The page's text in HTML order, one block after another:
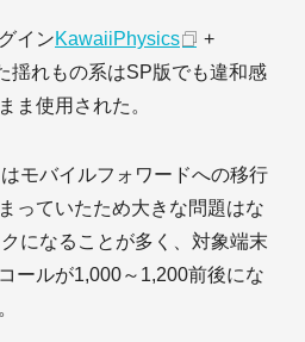
インKawaiiPhysics
+
揺れもの系はSP版でも違和感
ま使用された。
モバイルフォワードへの移行
っていたため大きな問題はな
になることが多く、対象端末
ールが1,000～1,200前後にな